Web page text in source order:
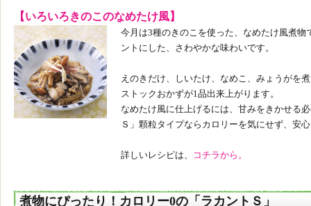
【いろいろきのこのなめたけ風】
今月は3種のきのこを使った、なめたけ風煮物
ントにした、さわやかな味わいです。
えのきだけ、しいたけ、なめこ、みょうがを
ストックおかずが1品出来上がります。
なめたけ風に仕上げるには、甘みをきかせる
Ｓ」顆粒タイプならカロリーを気にせず、安
詳しいレシピは、 コチラから。
煮物にぴったり！カロリー0の「ラカントＳ」